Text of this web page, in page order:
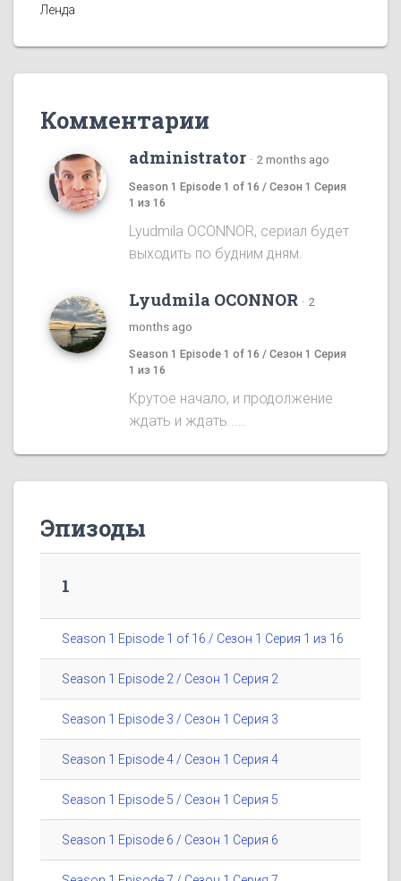
Ленда
Комментарии
administrator · 2 months ago
Season 1 Episode 1 of 16 / Сезон 1 Серия
1 из 16
Lyudmila OCONNOR, сериал будет
выходить по будним дням.
Lyudmila OCONNOR · 2
months ago
Season 1 Episode 1 of 16 / Сезон 1 Серия
1 из 16
Крутое начало, и продолжение
ждать и ждать.....
Эпизоды
1
Season 1 Episode 1 of 16 / Сезон 1 Серия 1 из 16
Season 1 Episode 2 / Сезон 1 Серия 2
Season 1 Episode 3 / Сезон 1 Серия 3
Season 1 Episode 4 / Сезон 1 Серия 4
Season 1 Episode 5 / Сезон 1 Серия 5
Season 1 Episode 6 / Сезон 1 Серия 6